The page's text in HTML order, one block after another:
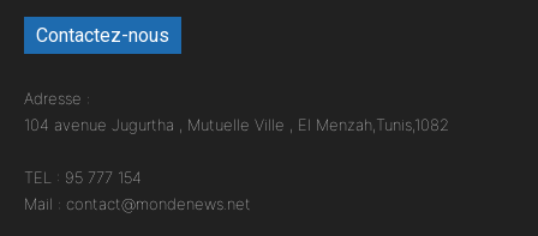
Contactez-nous
Adresse :
104 avenue Jugurtha , Mutuelle Ville , El Menzah,Tunis,1082
TEL : 95 777 154
Mail : contact@mondenews.net